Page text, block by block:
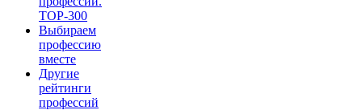
TOP-300
Выбираем
профессию
вместе
Другие
рейтинги
профессий